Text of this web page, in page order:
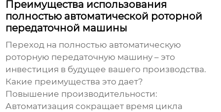
Преимущества использования
полностью автоматической роторной
передаточной машины
Переход на полностью автоматическую
роторную передаточную машину – это
инвестиция в будущее вашего производства.
Какие преимущества это дает?
Повышение производительности:
Автоматизация сокращает время цикла